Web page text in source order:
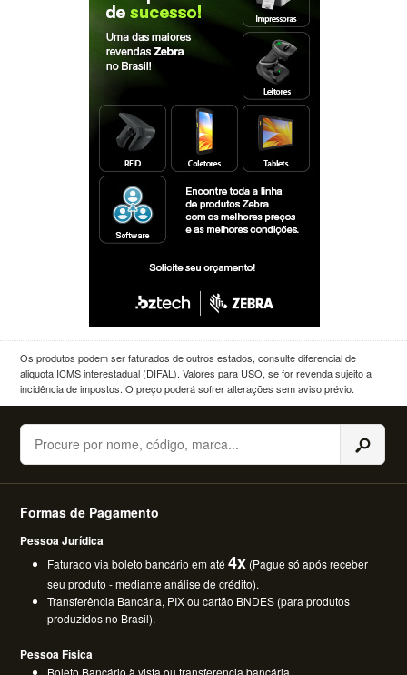
Os produtos podem ser faturados de outros estados, consulte diferencial de
aliquota ICMS interestadual (DIFAL). Valores para USO, se for revenda sujeito a
incidência de impostos. O preço poderá sofrer alterações sem aviso prévio.
Buscar
Formas de Pagamento
Pessoa Jurídica
Faturado via boleto bancário em até4x (Pague só após receber
seu produto - mediante análise de crédito).
Transferência Bancária, PIX ou cartão BNDES (para produtos
produzidos no Brasil).
Pessoa Física
Boleto Bancário à vista ou transferencia bancária.